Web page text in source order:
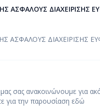
ΑΣΦΑΛΟΥΣ
ΑΣΦΑΛΟΥΣ
σας ανακοινώνουμε για
για την παρουσίαση εδώ